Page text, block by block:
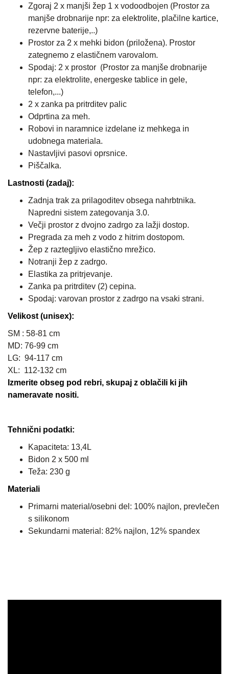
Zgoraj 2 x manjši žep 1 x vodoodbojen (Prostor za
manjše drobnarije npr: za elektrolite, plačilne kartice,
rezervne baterije,..)
Prostor za 2 x mehki bidon (priložena). Prostor
zategnemo z elastičnem varovalom.
Spodaj: 2 x prostor (Prostor za manjše drobnarije
npr: za elektrolite, energeske tablice in gele,
telefon,...)
2 x zanka pa pritrditev palic
Odprtina za meh.
Robovi in naramnice izdelane iz mehkega in
udobnega materiala.
Nastavljivi pasovi oprsnice.
Piščalka.
Lastnosti (zadaj):
Zadnja trak za prilagoditev obsega nahrbtnika.
Napredni sistem zategovanja 3.0.
Večji prostor z dvojno zadrgo za lažji dostop.
Pregrada za meh z vodo z hitrim dostopom.
Žep z raztegljivo elastično mrežico.
Notranji žep z zadrgo.
Elastika za pritrjevanje.
Zanka pa pritrditev (2) cepina.
Spodaj: varovan prostor z zadrgo na vsaki strani.
Velikost (unisex):
SM : 58-81 cm
MD: 76-99 cm
LG: 94-117 cm
XL: 112-132 cm
Izmerite obseg pod rebri, skupaj z oblačili ki jih
nameravate nositi.
Tehnični podatki:
Kapaciteta: 13,4L
Bidon 2 x 500 ml
Teža: 230 g
Materiali
Primarni material/osebni del: 100% najlon, prevlečen
s silikonom
Sekundarni material: 82% najlon, 12% spandex